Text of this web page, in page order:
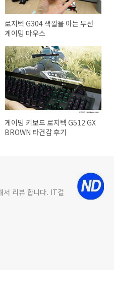
로지텍 G304 색깔을 아는 무선
게이밍 마우스
게이밍 키보드 로지텍 G512 GX
BROWN 타건감 후기
서 리뷰 합니다. IT컬